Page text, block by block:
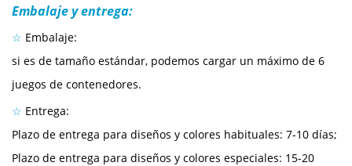
Embalaje y entrega:
☆ Embalaje:
si es de tamaño estándar, podemos cargar un máximo de 6
juegos de contenedores.
☆ Entrega:
Plazo de entrega para diseños y colores habituales: 7-10 días;
Plazo de entrega para diseños y colores especiales: 15-20